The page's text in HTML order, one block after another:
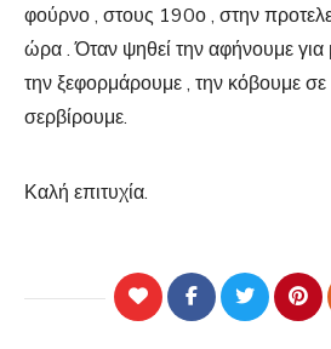
φούρνο , στους 190ο , στην
ώρα . Όταν ψηθεί την αφήνουμε
την ξεφορμάρουμε , την κόβουμε σε
σερβίρουμε.
Καλή επιτυχία.